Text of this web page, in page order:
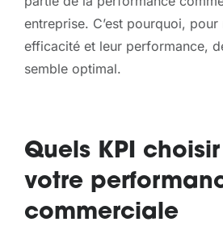
entreprise. C’est pourquoi, pour
efficacité et leur performance,
semble optimal.
Quels KPI
votre
commerciale